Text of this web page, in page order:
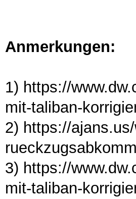
Anmerkungen:
1) https://
mit-taliban-
2) https://
3) https://
mit-taliban-